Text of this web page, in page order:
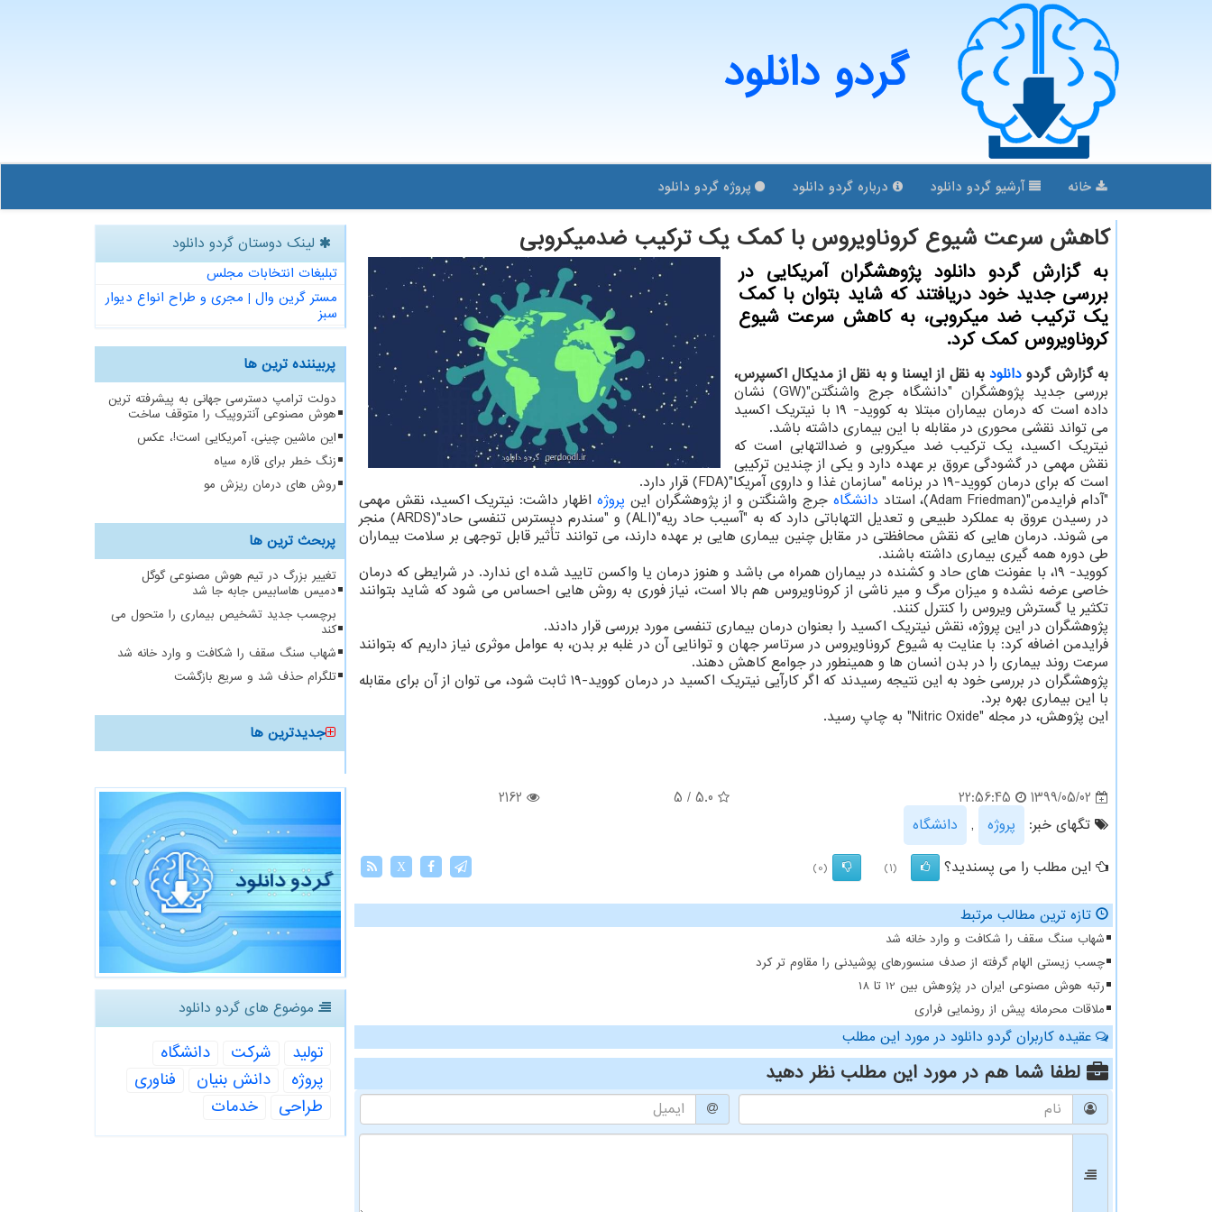
گردو دانلود
خانه آرشیو گردو دانلود درباره گردو دانلود پروژه گردو دانلود
كاهش سرعت شیوع كروناویروس با كمك یك تركیب ضدمیكروبی
به گزارش گردو دانلود پژوهشگران آمریكایی در
بررسی جدید خود دریافتند كه شاید بتوان با كمك
یك تركیب ضد میكروبی، به كاهش سرعت شیوع
كروناویروس كمك كرد.
به گزارش گردو دانلودبه نقل از ایسنا و به نقل از مدیکال اکسپرس،
بررسی جدید پژوهشگران "دانشگاه جرج واشنگتن"(GW) نشان
داده است که درمان بیماران مبتلا به کووید- ۱۹ با نیتریک اکسید
می تواند نقشی محوری در مقابله با این بیماری داشته باشد.
نیتریک اکسید، یک ترکیب ضد میکروبی و ضدالتهابی است که
نقش مهمی در گشودگی عروق بر عهده دارد و یکی از چندین ترکیبی
است که برای درمان کووید-۱۹ در برنامه "سازمان غذا و داروی آمریکا"(FDA) قرار دارد.
"آدام فرایدمن"(Adam Friedman)، استاد
دانشگاه جرج واشنگتن و از پژوهشگران این پروژه اظهار داشت: نیتریک اکسید، نقش مهمی
در رسیدن عروق به عملکرد طبیعی و تعدیل التهاباتی دارد که به "آسیب حاد ریه"(ALI) و "سندرم دیسترس تنفسی حاد"(ARDS) منجر
می شوند. درمان هایی که نقش محافظتی در مقابل چنین بیماری هایی بر عهده دارند، می توانند تأثیر قابل توجهی بر سلامت بیماران
طی دوره همه گیری بیماری داشته باشند.
کووید- ۱۹، با عفونت های حاد و کشنده در بیماران همراه می باشد و هنوز درمان یا واکسن تایید شده ای ندارد. در شرایطی که درمان
خاصی عرضه نشده و میزان مرگ و میر ناشی از کروناویروس هم بالا است، نیاز فوری به روش هایی احساس می شود که شاید بتوانند
تکثیر یا گسترش ویروس را کنترل کنند.
پژوهشگران در این پروژه، نقش نیتریک اکسید را بعنوان درمان بیماری تنفسی مورد بررسی قرار دادند.
فرایدمن اضافه کرد: با عنایت به شیوع کروناویروس در سرتاسر جهان و توانایی آن در غلبه بر بدن، به عوامل موثری نیاز داریم که بتوانند
سرعت روند بیماری را در بدن انسان ها و همینطور در جوامع کاهش دهند.
پژوهشگران در بررسی خود به این نتیجه رسیدند که اگر کارآیی نیتریک اکسید در درمان کووید-۱۹ ثابت شود، می توان از آن برای مقابله
با این بیماری بهره برد.
این پژوهش، در مجله "Nitric Oxide" به چاپ رسید.
1399/05/02
22:56:45
5.0
/
5
2162
تگهای خبر:
پروژه ,
دانشگاه
این مطلب را می پسندید؟
(1)
(0)
X
تازه ترین مطالب مرتبط
شهاب سنگ سقف را شکافت و وارد خانه شد
چسب زیستی الهام گرفته از صدف سنسورهای پوشیدنی را مقاوم تر کرد
رتبه هوش مصنوعی ایران در پژوهش بین 12 تا 18
ملاقات محرمانه پیش از رونمایی فراری
عقیده کاربران گردو دانلود در مورد این مطلب
لطفا شما هم در مورد این مطلب نظر دهید
لینک دوستان گردو دانلود
تبلیغات انتخابات مجلس
مستر گرین وال | مجری و طراح انواع دیوار
سبز
پربیننده ترین ها
دولت ترامپ دسترسی جهانی به پیشرفته ترین
هوش مصنوعی آنتروپیک را متوقف ساخت
این ماشین چینی، آمریکایی است!، عکس
زنگ خطر برای قاره سیاه
روش های درمان ریزش مو
پربحث ترین ها
تغییر بزرگ در تیم هوش مصنوعی گوگل
دمیس هاسابیس جابه جا شد
برچسب جدید تشخیص بیماری را متحول می
کند
شهاب سنگ سقف را شکافت و وارد خانه شد
تلگرام حذف شد و سریع بازگشت
جدیدترین ها
موضوع های گردو دانلود
تولید شركت
دانشگاه
پروژه
دانش بنیان
فناوری
طراحی
خدمات